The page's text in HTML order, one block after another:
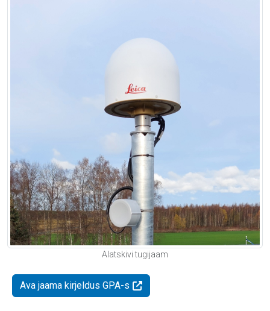
Alatskivi tugijaam
Ava jaama kirjeldus GPA-s